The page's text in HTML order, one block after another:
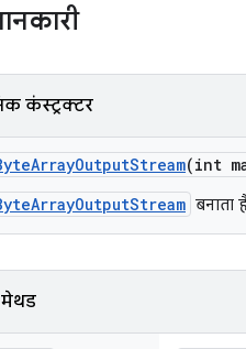
कंस्ट्रक्टर
ArrayOutputStream(int
बनाता